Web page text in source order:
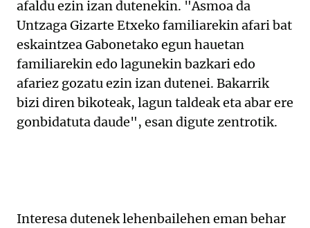
afalduezinizandutenekin. "Asmoa da
Untzaga Gizarte Etxeko familiarekin afari bat
eskaintzea Gabonetako egun hauetan
familiarekin edo lagunekin bazkari edo
afariez gozatu ezin izan dutenei. Bakarrik
bizi diren bikoteak, lagun taldeak eta abar ere
gonbidatuta daude", esan digute zentrotik.
Interesaduteneklehenbailehenemanbehar